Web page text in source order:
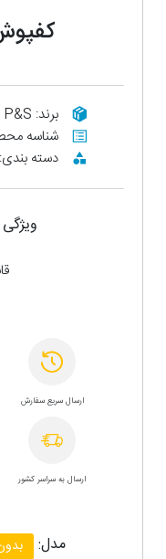
برند: P&S
شناسه
دسته
ارسال سریع سفارش
ارسال به سراسر کشور
مدل: